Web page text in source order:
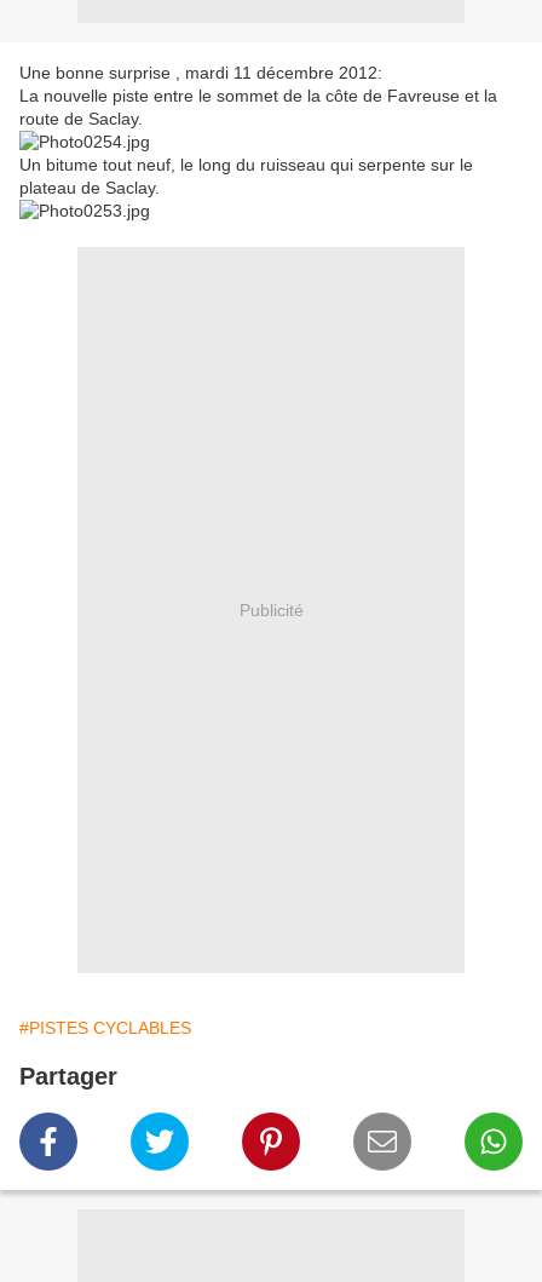
Une bonne surprise , mardi 11 décembre 2012:
La nouvelle piste entre le sommet de la côte de Favreuse et la
route de Saclay.
Un bitume tout neuf, le long du ruisseau qui serpente sur le
plateau de Saclay.
Publicité
#PISTES CYCLABLES
Partager